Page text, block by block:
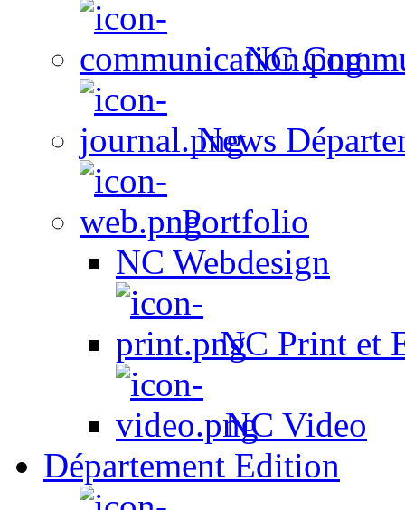
NC
News
Portfolio
NC Webdesign
NC Print et
NC Video
Département Edition